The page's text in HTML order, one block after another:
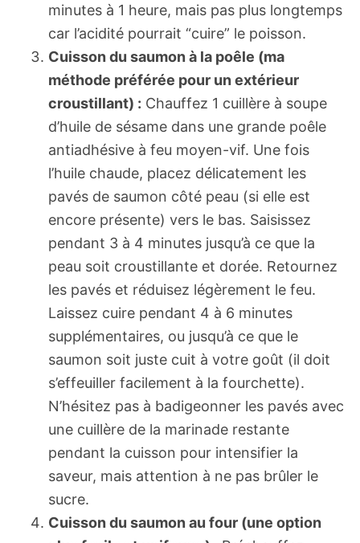
minutes à 1 heure, mais pas plus longtemps
car l’acidité pourrait “cuire” le poisson.
Cuisson du saumon à la poêle (ma
méthode préférée pour un extérieur
croustillant) : Chauffez 1 cuillère à soupe
d’huile de sésame dans une grande poêle
antiadhésive à feu moyen-vif. Une fois
l’huile chaude, placez délicatement les
pavés de saumon côté peau (si elle est
encore présente) vers le bas. Saisissez
pendant 3 à 4 minutes jusqu’à ce que la
peau soit croustillante et dorée. Retournez
les pavés et réduisez légèrement le feu.
Laissez cuire pendant 4 à 6 minutes
supplémentaires, ou jusqu’à ce que le
saumon soit juste cuit à votre goût (il doit
s’effeuiller facilement à la fourchette).
N’hésitez pas à badigeonner les pavés avec
une cuillère de la marinade restante
pendant la cuisson pour intensifier la
saveur, mais attention à ne pas brûler le
sucre.
Cuisson du saumon au four (une option